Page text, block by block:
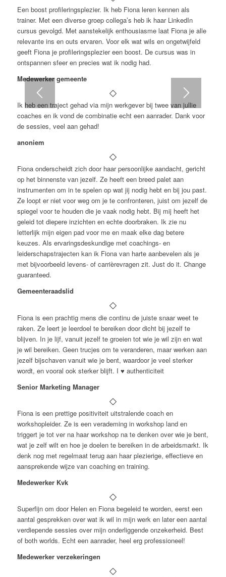
Een boost profileringsplezier. Ik heb Fiona leren kennen als
trainer. Met een diverse groep collega’s heb ik haar LinkedIn
cursus gevolgd. Met aanstekelijk enthousiasme laat Fiona je alle
relevante ins en outs ervaren. Voor elk wat wils en ongetwijfeld
geeft Fiona je profileringsplezier een boost. De cursus was in
ontspannen sfeer en precies wat ik nodig had.
Medewerker gemeente
Ik heb een traject gehad via mijn werkgever bij twee van jullie
coaches en ik vond de combinatie echt een aanrader. Dank voor
de sessies, veel aan gehad!
anoniem
Fiona onderscheidt zich door haar persoonlijke aandacht, gericht
op het binnenste van jezelf. Ze heeft een breed palet aan
instrumenten om in te spelen op wat jij nodig hebt en bij jou past.
Ze loopt er niet voor weg om je te confronteren, juist om jezelf de
spiegel voor te houden die je vaak nodig hebt. Bij mij heeft het
geleid tot diepere inzichten en echte doorbraken. Ik zie nu
letterlijk mijn eigen pad voor me en maak elke dag betere
keuzes. Als ervaringsdeskundige met coachings- en
leiderschapstrajecten kan ik Fiona van harte aanbevelen als je
met bijvoorbeeld levens- of carrièrevragen zit. Just do it. Change
guaranteed.
Gemeenteraadslid
Fiona is een prachtig mens die continu de juiste snaar weet te
raken. Ze leert je leerdoel te bereiken door dicht bij jezelf te
blijven. In je lijf, vanuit jezelf te groeien tot wie je wil zijn en wat
je wil bereiken. Geen trucjes om te veranderen, maar werken aan
jezelf bijschaven vanuit wie je bent, waardoor je veel sterker
wordt, en vooral ook sterker blijft. I ♥️ authenticiteit
Senior Marketing Manager
Fiona is een prettige positiviteit uitstralende coach en
workshopleider. Ze is een verademing in workshop land en
triggert je tot ver na haar workshop na te denken over wie je bent,
wat je zelf wilt en hoe je doelen te bereiken in de arbeidsmarkt. Ik
denk nog met regelmaat terug aan haar plezierige, effectieve en
aansprekende wijze van coaching en training.
Medewerker Kvk
Superfijn om door Helen en Fiona begeleid te worden, eerst een
aantal gesprekken over wat ik wil in mijn werk en later een aantal
verdiepende sessies over mijn onderliggende onzekerheid. Best
of both worlds. Echt een aanrader, heel erg professioneel!
Medewerker verzekeringen